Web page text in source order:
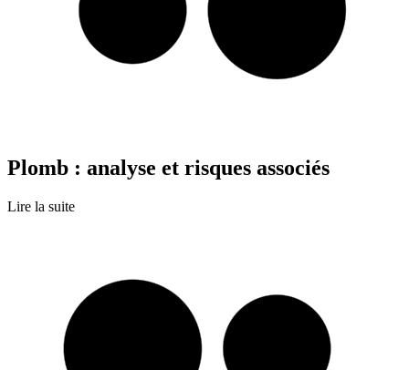
Plomb : analyse et risques associés
Lire la suite